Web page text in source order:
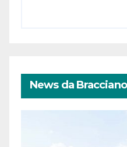
News da Bracciano